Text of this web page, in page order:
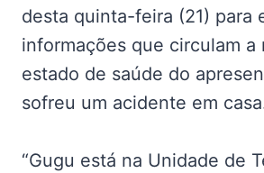
desta quinta-feira (21) para
informações que circulam a
estado de saúde do
sofreu um acidente em
“Gugu está na Unidade de